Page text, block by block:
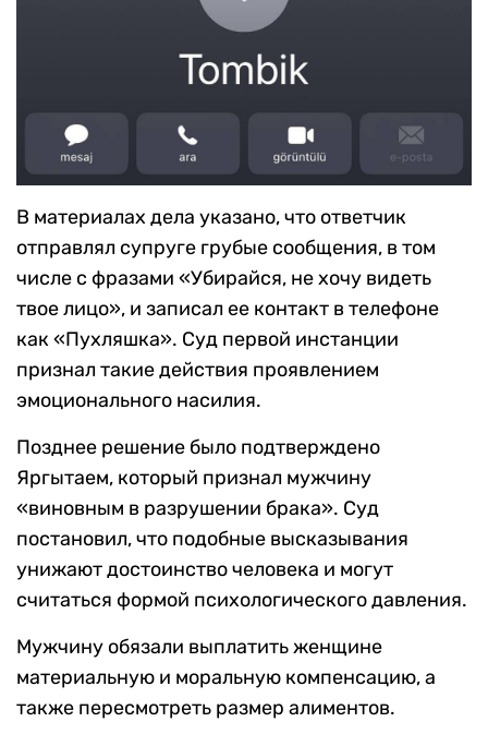
В материалах дела указано, что ответчик
отправлял супруге грубые сообщения, в том
числе с фразами «Убирайся, не хочу видеть
твое лицо», и записал ее контакт в телефоне
как «Пухляшка». Суд первой инстанции
признал такие действия проявлением
эмоционального насилия.
Позднее решение было подтверждено
Яргытаем, который признал мужчину
«виновным в разрушении брака». Суд
постановил, что подобные высказывания
унижают достоинство человека и могут
считаться формой психологического давления.
Мужчину обязали выплатить женщине
материальную и моральную компенсацию, а
также пересмотреть размер алиментов.